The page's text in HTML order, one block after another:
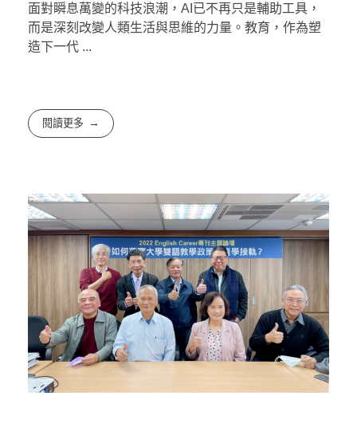
面對瞬息萬變的科技浪潮，AI已不再只是輔助工具，
而是深刻改變人類生活與思維的力量。教育，作為塑
造下一代 ...
閱讀更多